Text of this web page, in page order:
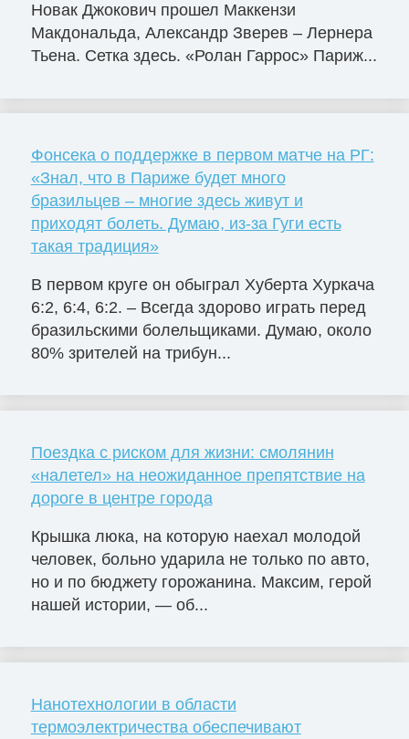
Новак Джокович прошел Маккензи
Макдональда, Александр Зверев – Лернера
Тьена. Сетка здесь. «Ролан Гаррос» Париж...
Фонсека о поддержке в первом матче на РГ:
«Знал, что в Париже будет много
бразильцев – многие здесь живут и
приходят болеть. Думаю, из-за Гуги есть
такая традиция»
В первом круге он обыграл Хуберта Хуркача
6:2, 6:4, 6:2. – Всегда здорово играть перед
бразильскими болельщиками. Думаю, около
80% зрителей на трибун...
Поездка с риском для жизни: смолянин
«налетел» на неожиданное препятствие на
дороге в центре города
Крышка люка, на которую наехал молодой
человек, больно ударила не только по авто,
но и по бюджету горожанина. Максим, герой
нашей истории, — об...
Нанотехнологии в области
термоэлектричества обеспечивают